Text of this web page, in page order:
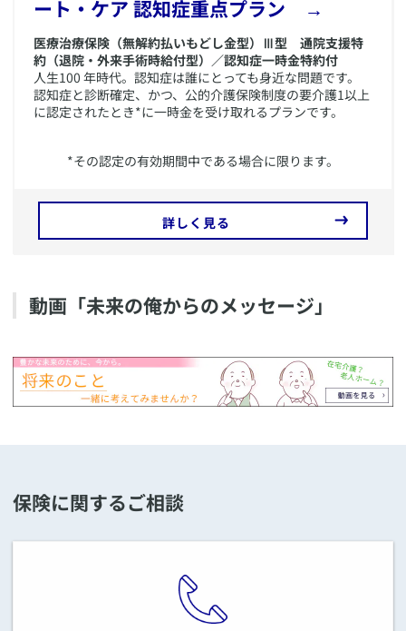
ート・ケア 認知症重点プラン →
医療治療保険（無解約払いもどし金型）Ⅲ型 通院支援特
約（退院・外来手術時給付型）／認知症一時金特約付
人生100 年時代。認知症は誰にとっても身近な問題です。
認知症と診断確定、かつ、公的介護保険制度の要介護1以上
に認定されたとき*に一時金を受け取れるプランです。
​*その認定の有効期間中である場合に限ります。
詳しく見る
動画「未来の俺からのメッセージ」
保険に関するご相談